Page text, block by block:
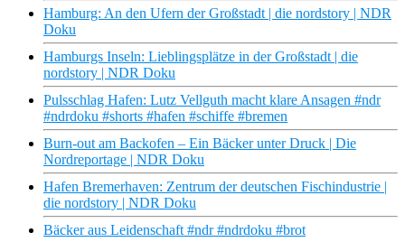
Hamburg: An den Ufern der Großstadt | die nordstory | NDR
Doku
Hamburgs Inseln: Lieblingsplätze in der Großstadt | die
nordstory | NDR Doku
Pulsschlag Hafen: Lutz Vellguth macht klare Ansagen #ndr
#ndrdoku #shorts #hafen #schiffe #bremen
Burn-out am Backofen – Ein Bäcker unter Druck | Die
Nordreportage | NDR Doku
Hafen Bremerhaven: Zentrum der deutschen Fischindustrie |
die nordstory | NDR Doku
Bäcker aus Leidenschaft #ndr #ndrdoku #brot